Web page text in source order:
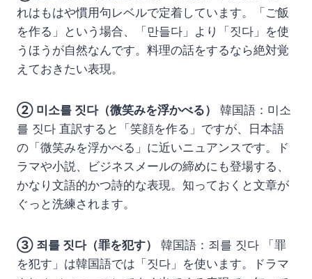
れはもはや慣用句レベルで定着しています。「ご飯
を作る」という場合、「만들다」より「짓다」を使
うほうが自然なんです。料理の話をするなら絶対覚
えておきたい表現。
② 미소를 짓다（微笑みを浮かべる）
韓国語：미소
를 짓다 直訳すると「笑顔を作る」ですが、日本語
の「微笑みを浮かべる」に近いニュアンスです。ド
ラマや小説、ビジネスメールの締めにも登場する、
かなり文語的かつ詩的な表現。知っておくと文章が
ぐっと洗練されます。
③ 죄를 짓다（罪を犯す）
韓国語：죄를 짓다 「罪
を犯す」は韓国語では「짓다」を使います。ドラマ